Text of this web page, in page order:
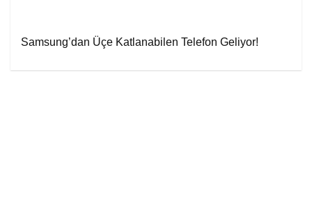
Samsung’dan Üçe Katlanabilen Telefon Geliyor!